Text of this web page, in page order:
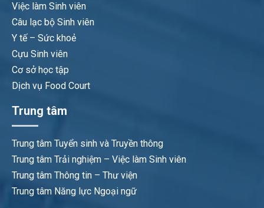
Việc làm Sinh viên
Câu lạc bộ Sinh viên
Y tế – Sức khoẻ
Cựu Sinh viên
Cơ sở học tập
Dịch vụ Food Court
Trung tâm
Trung tâm Tuyển sinh và Truyền thông
Trung tâm Trải nghiệm – Việc làm Sinh viên
Trung tâm Thông tin – Thư viện
Trung tâm Năng lực Ngoại ngữ